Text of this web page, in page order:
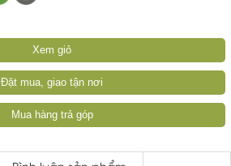
Xem giỏ
Đặt mua, giao tận nơi
Mua hàng trả góp